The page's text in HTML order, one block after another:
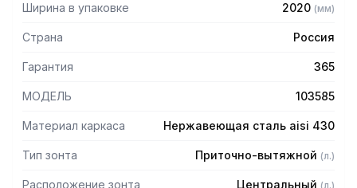
Ширина в упаковке 2020 (мм)
Страна Россия
Гарантия 365
МОДЕЛЬ 103585
Материал каркаса Нержавеющая сталь aisi 430
Тип зонта Приточно-вытяжной (л.)
Расположение зонта Центральный (л.)